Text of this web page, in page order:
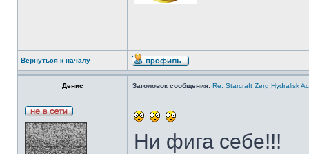
Вернуться к началу
Денис Заголовок сообщения: Re: Starcraft Zerg Hydralisk
Ни фига себе!!!